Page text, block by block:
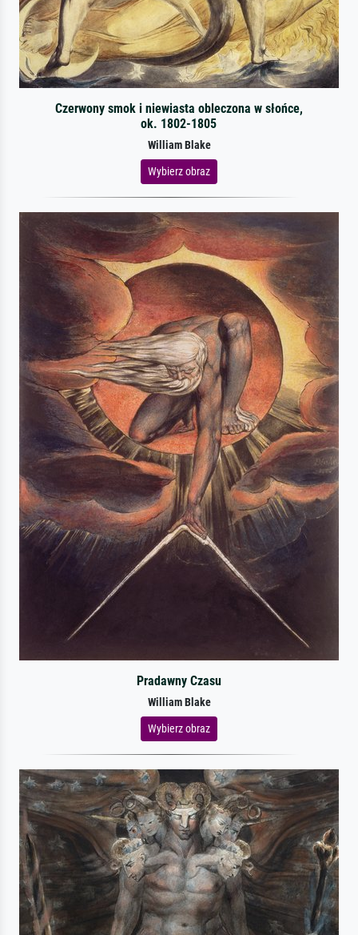
Czerwony smok i niewiasta obleczona w słońce,
ok. 1802-1805
William Blake
Wybierz obraz
Pradawny Czasu
William Blake
Wybierz obraz